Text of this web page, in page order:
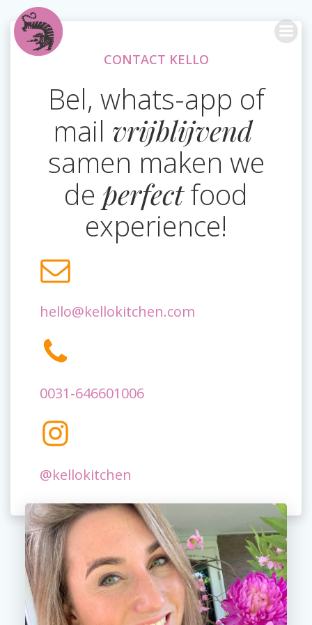
springen
CONTACT KELLO
Bel, whats-app of
mail vrijblijvend
samen maken we
de perfectfood
experience!
hello@kellokitchen.com
0031-646601006
@kellokitchen